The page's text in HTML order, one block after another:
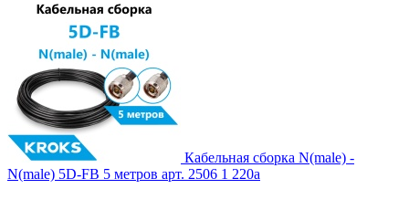
Кабельная сборка N(male) -
N(male) 5D-FB 5 метров арт. 2506 1 220a